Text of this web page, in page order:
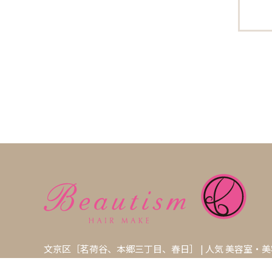
文京区［茗荷谷、本郷三丁目、春日］ | 人気 美容室・